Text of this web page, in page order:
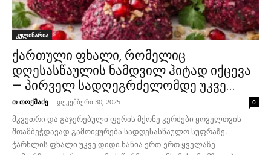
კულინარია
ქართული ფხალი, რომელიც
დღესასწაულის ნამდვილ ჰიტად იქცევა
— პირველ სადღეგრძელომდე უკვე...
თ თოქმაძე - დეკემბერი 30, 2025 0
მკვეთრი და გაჯერებული ფერის მქონე კერძები ყოველთვის
შთამბეჭდავად გამოიყურება სადღესასწაულო სუფრაზე.
ჭარხლის ფხალი უკვე დიდი ხანია ერთ-ერთ ყველაზე